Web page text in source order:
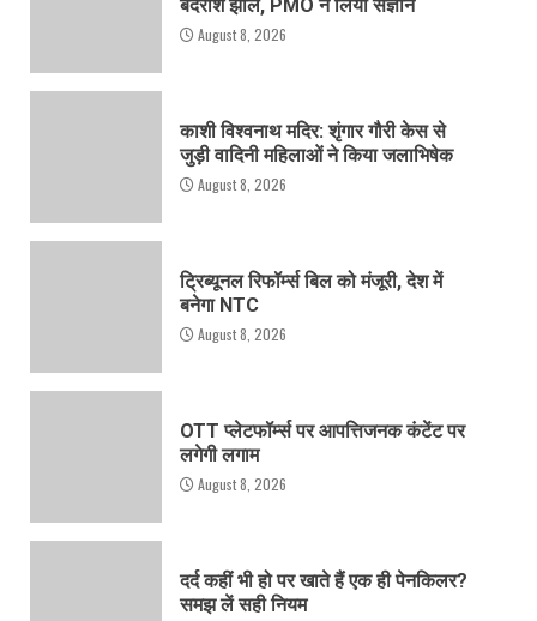
बदरीश झील, PMO ने लिया संज्ञान
August 8, 2026
काशी विश्वनाथ मदिर: शृंगार गौरी केस से
जुड़ी वादिनी महिलाओं ने किया जलाभिषेक
August 8, 2026
ट्रिब्यूनल रिफॉर्म्स बिल को मंजूरी, देश में
बनेगा NTC
August 8, 2026
OTT प्लेटफॉर्म्स पर आपत्तिजनक कंटेंट पर
लगेगी लगाम
August 8, 2026
दर्द कहीं भी हो पर खाते हैं एक ही पेनकिलर?
समझ लें सही नियम